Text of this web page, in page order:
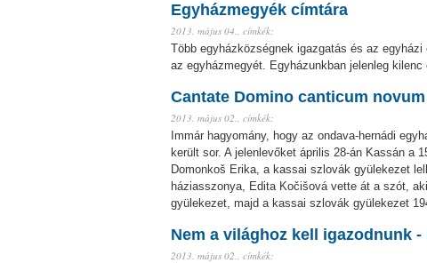
Egyházmegyék címtára
2013. május 04., címkék:
Több egyházközségnek igazgatás és az
az egyházmegyét. Egyházunkban jelenleg kilenc
Cantate Domino canticum
2013. május 02., címkék:
Immár hagyomány, hogy az ondava-hernádi
került sor. A jelenlevőket április 28-án Kassán a
Domonkoš Erika, a kassai szlovák gyülekezet
háziasszonya, Edita Kočišová vette át a szót,
gyülekezet, majd a kassai szlovák gyülekezet
Nem a világhoz kell igazodnunk
2013. május 02., címkék: